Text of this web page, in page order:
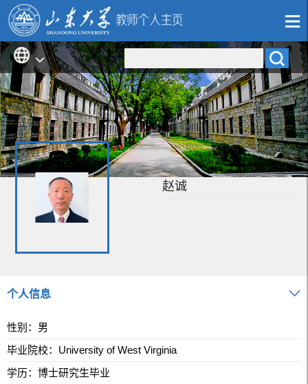
赵诚
个人信息
性别：男
毕业院校：University of West Virginia
学历：博士研究生毕业